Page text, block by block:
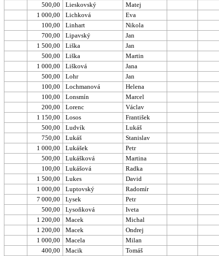
500,00
Lieskovský
Matej
1 000,00
Lichková
Eva
100,00
Linhart
Nikola
700,00
Lipavský
Jan
1 500,00
Liška
Jan
500,00
Liška
Martin
1 000,00
Lišková
Jana
500,00
Lohr
Jan
100,00
Lochmanová
Helena
100,00
Lonsmín
Marcel
200,00
Lorenc
Václav
1 150,00
Losos
František
500,00
Ludvík
Lukáš
750,00
Lukáš
Stanislav
1 000,00
Lukášek
Petr
500,00
Lukášková
Martina
100,00
Lukášová
Radka
1 500,00
Lukes
David
1 000,00
Luptovský
Radomír
7 000,00
Lysek
Petr
500,00
Lysoňková
Iveta
1 200,00
Macek
Michal
1 200,00
Macek
Ondrej
1 000,00
Macela
Milan
400,00
Macik
Tomáš